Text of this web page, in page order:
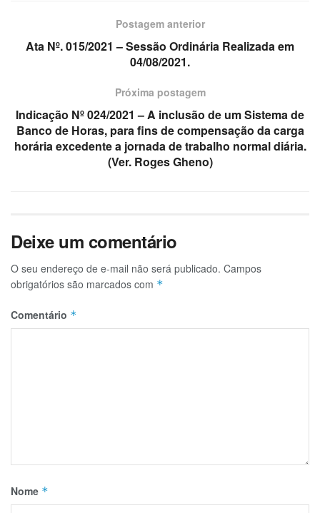
Postagem anterior
Ata Nº. 015/2021 – Sessão Ordinária Realizada em
04/08/2021.
Próxima postagem
Indicação Nº 024/2021 – A inclusão de um Sistema de
Banco de Horas, para fins de compensação da carga
horária excedente a jornada de trabalho normal diária.
(Ver. Roges Gheno)
Deixe um comentário
O seu endereço de e-mail não será publicado. Campos
obrigatórios são marcados com *
Comentário *
Nome *